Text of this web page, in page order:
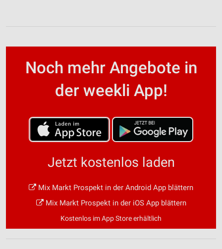
Noch mehr Angebote in
der weekli App!
Jetzt kostenlos laden
Mix Markt Prospekt in der Android App blättern
Mix Markt Prospekt in der iOS App blättern
Kostenlos im App Store erhältlich